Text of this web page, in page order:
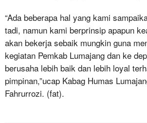
“Ada beberapa hal yang kami
tadi, namun kami berprinsip apapun
akan bekerja sebaik mungkin guna
kegiatan Pemkab Lumajang dan ke
berusaha lebih baik dan lebih loyal
pimpinan,”ucap Kabag Humas
Fahrurrozi. (fat).